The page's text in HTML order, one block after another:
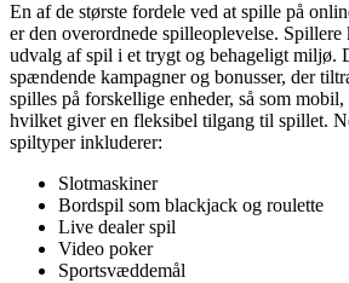
En af de største fordele ved at spille på
er den overordnede spilleoplevelse. Spillere
udvalg af spil i et trygt og behageligt miljø.
spændende kampagner og bonusser, der
spilles på forskellige enheder, så som
hvilket giver en fleksibel tilgang til spillet.
spiltyper inkluderer:
Slotmaskiner
Bordspil som blackjack og roulette
Live dealer spil
Video poker
Sportsvæddemål